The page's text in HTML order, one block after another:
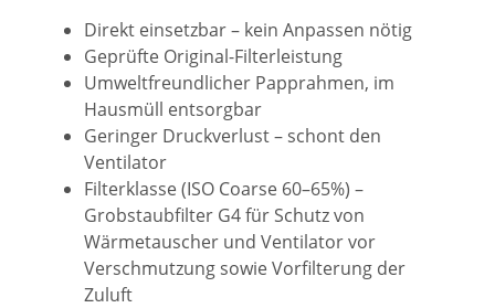
Direkt einsetzbar – kein Anpassen nötig
Geprüfte Original-Filterleistung
Umweltfreundlicher Papprahmen, im
Hausmüll entsorgbar
Geringer Druckverlust – schont den
Ventilator
Filterklasse(ISO Coarse 60–65%) –
Grobstaubfilter G4 für Schutz von
Wärmetauscher und Ventilator vor
Verschmutzung sowie Vorfilterung der
Zuluft